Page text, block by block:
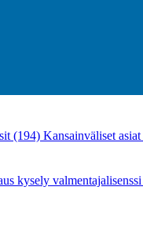
(194) Kansainväliset asiat
kysely valmentajalisenssi